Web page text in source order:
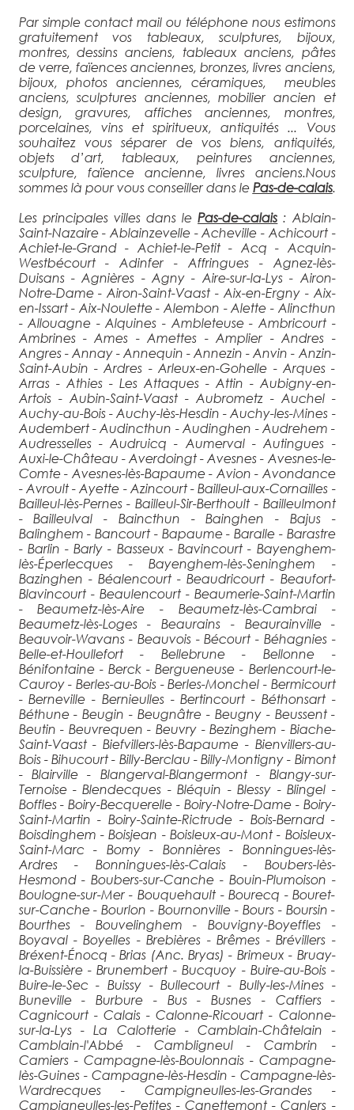
Par simple contact mail ou téléphone nous estimons
gratuitement vos tableaux, sculptures, bijoux,
montres, dessins anciens, tableaux anciens, pâtes
de verre, faïences anciennes, bronzes, livres anciens,
bijoux, photos anciennes, céramiques, meubles
anciens, sculptures anciennes, mobilier ancien et
design, gravures, affiches anciennes, montres,
porcelaines, vins et spiritueux, antiquités ... Vous
souhaitez vous séparer de vos biens, antiquités,
objets d’art, tableaux, peintures anciennes,
sculpture, faïence ancienne, livres anciens.Nous
sommes là pour vous conseiller dans le Pas-de-calais.
Les principales villes dans lePas-de-calais : Ablain-Saint-Nazaire - Ablainzevelle - Acheville - Achicourt - Achiet-le-Grand - Achiet-le-Petit - Acq - Acquin-Westbécourt - Adinfer - Affringues - Agnez-lès-Duisans - Agnières - Agny - Aire-sur-la-Lys - Airon-Notre-Dame - Airon-Saint-Vaast - Aix-en-Ergny - Aix-en-Issart - Aix-Noulette - Alembon - Alette - Alincthun - Allouagne - Alquines - Ambleteuse - Ambricourt - Ambrines - Ames - Amettes - Amplier - Andres - Angres - Annay - Annequin - Annezin - Anvin - Anzin-Saint-Aubin - Ardres - Arleux-en-Gohelle - Arques - Arras - Athies - Les Attaques - Attin - Aubigny-en-Artois - Aubin-Saint-Vaast - Aubrometz - Auchel - Auchy-au-Bois - Auchy-lès-Hesdin - Auchy-les-Mines - Audembert - Audincthun - Audinghen - Audrehem - Audresselles - Audruicq - Aumerval - Autingues - Auxi-le-Château - Averdoingt - Avesnes - Avesnes-le-Comte - Avesnes-lès-Bapaume - Avion - Avondance - Avroult - Ayette - Azincourt - Bailleul-aux-Cornailles - Bailleul-lès-Pernes - Bailleul-Sir-Berthoult - Bailleulmont - Bailleulval - Baincthun - Bainghen - Bajus - Balinghem - Bancourt - Bapaume - Baralle - Barastre - Barlin - Barly - Basseux - Bavincourt - Bayenghem-lès-Éperlecques - Bayenghem-lès-Seninghem - Bazinghen - Béalencourt - Beaudricourt - Beaufort-Blavincourt - Beaulencourt - Beaumerie-Saint-Martin - Beaumetz-lès-Aire - Beaumetz-lès-Cambrai - Beaumetz-lès-Loges - Beaurains - Beaurainville - Beauvoir-Wavans - Beauvois - Bécourt - Béhagnies - Belle-et-Houllefort - Bellebrune - Bellonne - Bénifontaine - Berck - Bergueneuse - Berlencourt-le-Cauroy - Berles-au-Bois - Berles-Monchel - Bermicourt - Berneville - Bernieulles - Bertincourt - Béthonsart - Béthune - Beugin - Beugnâtre - Beugny - Beussent - Beutin - Beuvrequen - Beuvry - Bezinghem - Biache-Saint-Vaast - Biefvillers-lès-Bapaume - Bienvillers-au-Bois - Bihucourt - Billy-Berclau - Billy-Montigny - Bimont - Blairville - Blangerval-Blangermont - Blangy-sur-Ternoise - Blendecques - Bléquin - Blessy - Blingel - Boffles - Boiry-Becquerelle - Boiry-Notre-Dame - Boiry-Saint-Martin - Boiry-Sainte-Rictrude - Bois-Bernard - Boisdinghem - Boisjean - Boisleux-au-Mont - Boisleux-Saint-Marc - Bomy - Bonnières - Bonningues-lès-Ardres - Bonningues-lès-Calais - Boubers-lès-Hesmond - Boubers-sur-Canche - Bouin-Plumoison - Boulogne-sur-Mer - Bouquehault - Bourecq - Bouret-sur-Canche - Bourlon - Bournonville - Bours - Boursin - Bourthes - Bouvelinghem - Bouvigny-Boyeffles - Boyaval - Boyelles - Brebières - Brêmes - Brévillers - Bréxent-Énocq - Brias (Anc. Bryas) - Brimeux - Bruay-la-Buissière - Brunembert - Bucquoy - Buire-au-Bois - Buire-le-Sec - Buissy - Bullecourt - Bully-les-Mines - Buneville - Burbure - Bus - Busnes - Caffiers - Cagnicourt - Calais - Calonne-Ricouart - Calonne-sur-la-Lys - La Calotterie - Camblain-Châtelain - Camblain-l'Abbé - Cambligneul - Cambrin - Camiers - Campagne-lès-Boulonnais - Campagne-lès-Guines - Campagne-lès-Hesdin - Campagne-lès-Wardrecques - Campigneulles-les-Grandes - Campigneulles-les-Petites - Canettemont - Canlers - Canteleux - Capelle-Fermont - La Capelle-lès-Boulogne - Capelle-lès-Hesdin - Carency - Carly - Carvin - La Cauchie - Cauchy-à-la-Tour - Caucourt - Caumont - Cavron-Saint-Martin - Chelers - Chériennes - Chérisy - Chocques - Clairmarais - Clarques - Clenleu - Clerques - Cléty - Colembert - Colline-Beaumont - La Comté - Conchil-le-Temple - Conchy-sur-Canche - Condette - Contes - Conteville-en-Ternois - Conteville-lès-Boulogne - Coquelles - Corbehem - Cormont - Couin - Coullemont - Coulogne - Coulomby - Coupelle-Neuve - Coupelle-Vieille - Courcelles-le-Comte - Courcelles-lès-Lens - Courrières - Courset - La Couture - Couturelle - Coyecques - Crémarest - Crépy - Créquy - Croisette - Croisilles - Croix-en-Ternois - Cucq - Cuinchy - Dainville - Dannes - Delettes - Denier - Dennebrœucq - Desvres - Diéval - Divion - Dohem - Douchy-lès-Ayette - Doudeauville - Dourges - Douriez - Douvrin - Drocourt - Drouvin-le-Marais - Duisans - Dury - Echinghen - Éclimeux - Écoivres - Écourt-Saint-Quentin - Écoust-Saint-Mein - Ecquedecques - Écques - Écuires - Écurie - Eleu-dit-Leauwette - Elnes - Embry - Enguinegatte - Enquin-les-Mines - Enquin-sur-Baillons - Éperlecques - Épinoy - Eps - Équihen-Plage - Équirre - Ergny - Érin - Erny-Saint-Julien - Ervillers - Escalles - Escœuilles - Esquerdes - Essars - Estevelles - Estrée - Estrée-Blanche - Estrée-Cauchy - Estrée-Wamin - Estréelles - Étaing - Étaples - Éterpigny - Étrun - Évin-Malmaison - Famechon - Fampoux - Farbus - Fauquembergues - Favreuil - Febvin-Palfart - Ferfay - Ferques - Festubert - Feuchy - Ficheux - Fiefs - Fiennes - Fillièvres - Fléchin - Flers - Fleurbaix - Fleury - Floringhem - Foncquevillers - Fontaine-l'Étalon - Fontaine-lès-Boulans - Fontaine-lès-Croisilles - Fontaine-lès-Hermans - Fortel-en-Artois - Fosseux - Foufflin-Ricametz - Fouquereuil - Fouquières-lès-Béthune - Fouquières-lès-Lens - Framecourt - Frémicourt - Frencq - Fresnes-lès-Montauban - Fresnicourt-le-Dolmen - Fresnoy - Fresnoy-en-Gohelle - Fressin - Fréthun - Frévent - Frévillers - Frévin-Capelle - Fruges - Galametz - Gauchin-Légal - Gauchin-Verloingt - Gaudiempré - Gavrelle - Gennes-Ivergny - Givenchy-en-Gohelle - Givenchy-le-Noble - Givenchy-lès-la-Bassée - Gomiécourt - Gommecourt - Gonnehem - Gosnay - Gouves - Gouy-en-Artois - Gouy-en-Ternois - Gouy-Servins - Gouy-sous-Bellonne - Gouy-Saint-André - Graincourt-lès-Havrincourt - Grand-Rullecourt - Grenay - Grévillers - Grigny - Grincourt-lès-Pas - Groffliers - Guarbecque - Guémappe - Guemps - Guigny - Guinecourt - Guînes - Guisy - Habarcq - Haillicourt - Haisnes - Halinghen - Hallines - Halloy - Ham-en-Artois - Hamblain-les-Prés - Hamelincourt - Hames-Boucres - Hannescamps - Haplincourt - Haravesnes - Hardinghen - Harnes - Haucourt - Haut-Loquin - Haute-Avesnes - Hautecloque - Hauteville - Havrincourt - Hébuterne - Helfaut - Hendecourt-lès-Cagnicourt - Hendecourt-lès-Ransart - Hénin-Beaumont - Hénin-sur-Cojeul - Héninel - Henneveux - Hénu - Herbelles - Herbinghen - Héricourt - La Herlière - Herlin-le-Sec - Herlincourt - Herly - Hermaville - Hermelinghen - Hermies - Hermin - Hernicourt - Hersin-Coupigny - Hervelinghen - Hesdigneul-lès-Béthune - Hesdigneul-lès-Boulogne - Hesdin - Hesdin-l'Abbé - Hesmond - Hestrus - Heuchin - Heuringhem - Hézecques - Hinges - Hocquinghen - Houchin - Houdain - Houlle - Houvin-Houvigneul - Hubersent - Huby-Saint-Leu - Huclier - Hucqueliers - Hulluch - Humbercamps - Humbert - Humerœuille - Humières - Inchy-en-Artois - Incourt - Inghem - Inxent - Isbergues - Isques - Ivergny - Izel-lès-Équerchin - Izel-les-Hameaux - Journy - Labeuvrière - Labourse - Labroye - Lacres - Lagnicourt-Marcel - Laires - Lambres - Landrethun-le-Nord - Landrethun-lès-Ardres - Lapugnoy - Lattre-Saint-Quentin - Laventie - Lebiez - Lebucquière - Léchelle - Ledinghem - Lefaux - Leforest - Lens - Lépine - Lespesses - Lespinoy - Lestrem - Leubringhen - Leulinghem - Leulinghen-Bernes - Libercourt - Licques - Liencourt - Lières - Liettres - Liévin - Lignereuil - Ligny-lès-Aire - Ligny-Saint-Flochel - Ligny-sur-Canche - Ligny-Thilloy - Lillers - Linghem - Linzeux - Lisbourg - Locon - La Loge - Loison-sous-Lens - Loison-sur-Créquoise - Longfossé - Longuenesse - Longueville - Longvilliers - Loos-en-Gohelle - Lorgies - Lottinghen - Louches - Lozinghem - Lugy - Lumbres - La Madelaine-sous-Montreuil - Magnicourt-en-Comte - Magnicourt-sur-Canche - Maintenay - Maisnil - Maisnil-lès-Ruitz - Maisoncelle - Maizières - Mametz - Manin - Maninghem - Maninghen-Henne - Marant - Marck - Marconne - Marconnelle - Marenla - Maresquel-Ecquemicourt - Marest - Maresville - Marles-les-Mines - Marles-sur-Canche - Marœuil - Marquay - Marquion - Marquise - Martinpuich - Matringhem - Mazingarbe - Mazinghem - Mencas - Menneville - Mentque-Nortbécourt - Mercatel - Merck-Saint-Liévin - Méricourt - Merlimont - Metz-en-Couture - Meurchin - Mingoval - Moncheaux-lès-Frévent - Monchel-sur-Canche - Monchiet - Monchy-au-Bois - Monchy-Breton - Monchy-Cayeux - Monchy-le-Preux - Mondicourt - Mont-Bernanchon - Mont-Saint-Éloi - Montcavrel - Montenescourt - Montigny-en-Gohelle - Montreuil - Monts-en-Ternois - Morchies - Moringhem - Morval - Mory - Moulle - Mouriez - Moyenneville - Muncq-Nieurlet - Nabringhen - Nédon - Nédonchel - Nempont-Saint-Firmin - Nesles - Neufchâtel-Hardelot - Neulette - Neuve-Chapelle - Neuville-au-Cornet - Neuville-Bourjonval - Neuville-sous-Montreuil - Neuville-Saint-Vaast - Neuville-Vitasse - Neuvireuil - Nielles-lès-Ardres - Nielles-lès-Bléquin - Nielles-lès-Calais - Nœux-lès-Auxi - Nœux-les-Mines - Nordausques - Noreuil - Norrent-Fontes - Nort-Leulinghem - Nortkerque - Nouvelle-Église - Noyelle-Vion - Noyelles-Godault - Noyelles-lès-Humières - Noyelles-lès-Vermelles - Noyelles-sous-Bellonne - Noyelles-sous-Lens - Noyellette - Nuncq-Hautecôte - Oblinghem - Œuf-en-Ternois - Offekerque - Offin - Offrethun - Oignies - Oisy-le-Verger - Oppy - Orville - Ostreville - Ourton - Outreau - Ouve-Wirquin - Oye-Plage - Palluel - Le Parcq - Parenty - Pas-en-Artois - Pelves - Penin - Pernes - Pernes-lès-Boulogne - Peuplingues - Pierremont - Pihem - Pihen-lès-Guînes - Pittefaux - Planques - Plouvain - Polincove - Pommera - Pommier - Le Ponchel - Pont-à-Vendin - Le Portel - Prédefin - Pressy - Preures - Pronville-en-Artois - Puisieux - Quéant - Quelmes - Quercamps - Quernes - Le Quesnoy-en-Artois - Quesques - Questrecques - Quiéry-la-Motte - Quiestède - Quilen - Quœux-Haut-Maînil - Racquinghem - Radinghem - Ramecourt - Rang-du-Fliers - Ransart - Raye-sur-Authie - Rebecques - Rebergues - Rebreuve-Ranchicourt - Rebreuve-sur-Canche - Rebreuviette - Reclinghem - Récourt - Recques-sur-Course - Recques-sur-Hem - Regnauville - Rely - Remilly-Wirquin - Rémy - Renty - Réty - Richebourg - Riencourt-lès-Bapaume - Riencourt-lès-Cagnicourt - Rimboval - Rinxent - Rivière - Robecq - Roclincourt - Rocquigny - Rodelinghem - Roëllecourt - Rœux - Rollancourt - Rombly - Roquetoire - Rougefay - Roussent - Rouvroy - Royon - Ruisseauville - Ruitz - Rumaucourt